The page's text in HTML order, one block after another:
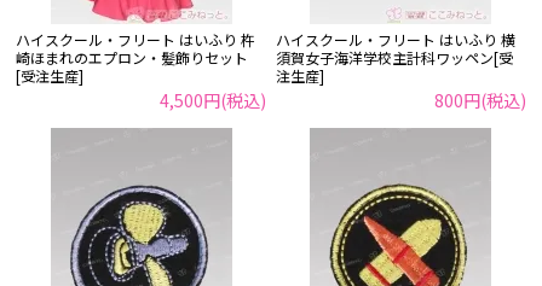
ハイスクール・フリート はいふり 杵
崎ほまれのエプロン・髪飾りセット
[受注生産]
4,500円(税込)
ハイスクール・フリート はいふり 横
須賀女子海洋学校主計科ワッペン[受
注生産]
800円(税込)